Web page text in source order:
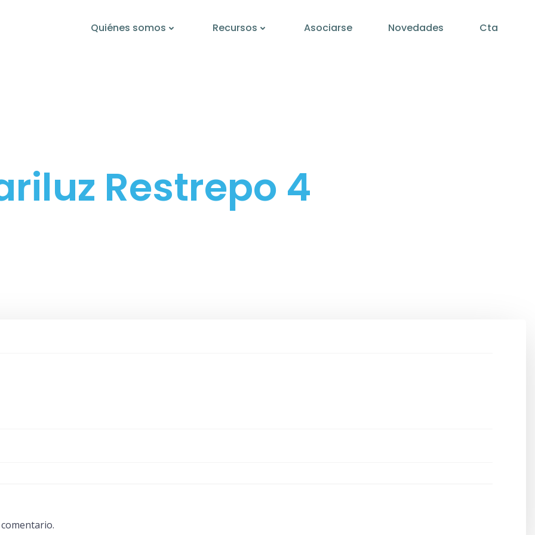
Quiénes somos Recursos Asociarse Novedades Cta
Restrepo 4